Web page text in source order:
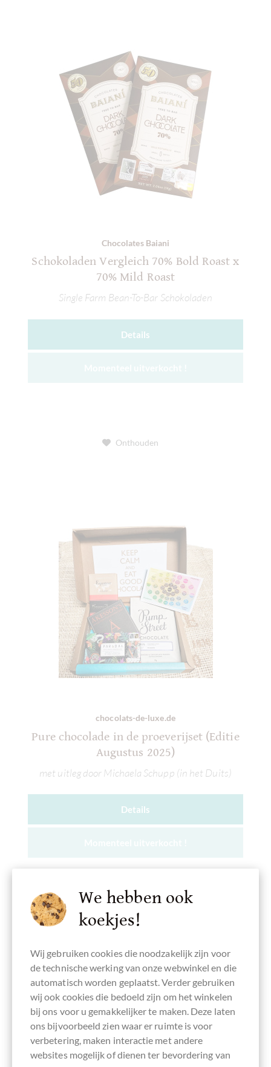
Chocolates Baiani
Schokoladen Vergleich 70% Bold Roast x
70% Mild Roast
Single Farm Bean-To-Bar Schokoladen
Details
Onthouden
chocolats-de-luxe.de
Pure chocolade in de proeverijset (Editie
Augustus 2025)
met uitleg door Michaela Schupp (in het Duits)
Details
Onthouden
We hebben ook
koekjes!
Wij gebruiken cookies die noodzakelijk zijn voor
de technische werking van onze webwinkel en die
automatisch worden geplaatst. Verder gebruiken
wij ook cookies die bedoeld zijn om het winkelen
bij ons voor u gemakkelijker te maken. Deze laten
ons bijvoorbeeld zien waar er ruimte is voor
verbetering, maken interactie met andere
websites mogelijk of dienen ter bevordering van